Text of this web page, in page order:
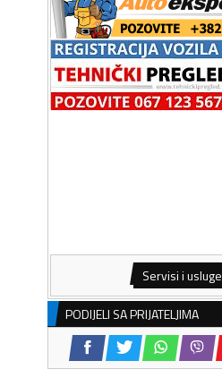
Servisi i usluge
PODIJELI SA PRIJATELJIMA